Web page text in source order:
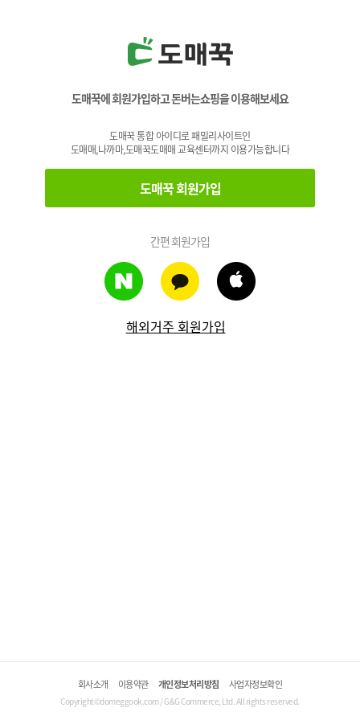
도매꾹에 회원가입하고 돈버는쇼핑을 이용해보세요
도매꾹 통합 아이디로 패밀리사이트인
도매매,나까마,도매꾹도매매 교육센터까지 이용가능합니다
도매꾹 회원가입
간편 회원가입
해외거주 회원가입
회사소개 이용약관 개인정보처리방침 사업자정보확인
Copyright©domeggook.com / G&G Commerce, Ltd. All rights reserved.